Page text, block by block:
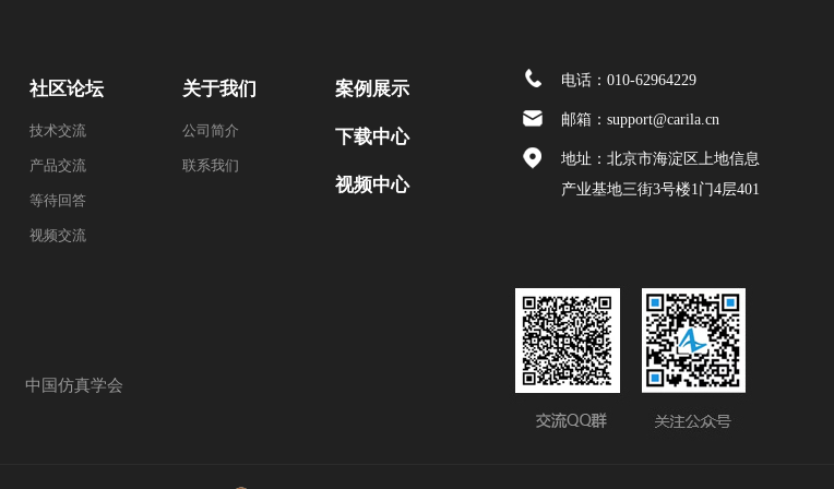
社区论坛
技术交流
产品交流
等待回答
视频交流
关于我们
公司简介
联系我们
案例展示
下载中心
视频中心
中国仿真学会
电话：010-62964229
邮箱：support@carila.cn
地址：北京市海淀区上地信息
产业基地三街3号楼1门4层401